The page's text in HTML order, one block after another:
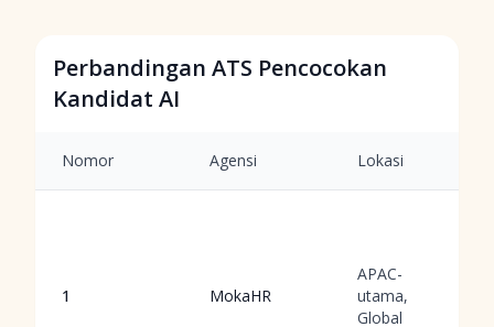
Perbandingan ATS Pencocokan
Kandidat AI
Nomor Agensi Lokasi
1 MokaHR
APAC-
utama,
Global